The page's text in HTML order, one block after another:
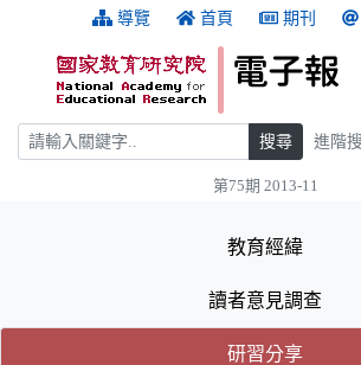
跳到主要內容 導覽 首頁 期刊
搜尋 搜尋 進階
第75期 2013-11
教育經緯
讀者意見調查
研習分享(目前
(目前